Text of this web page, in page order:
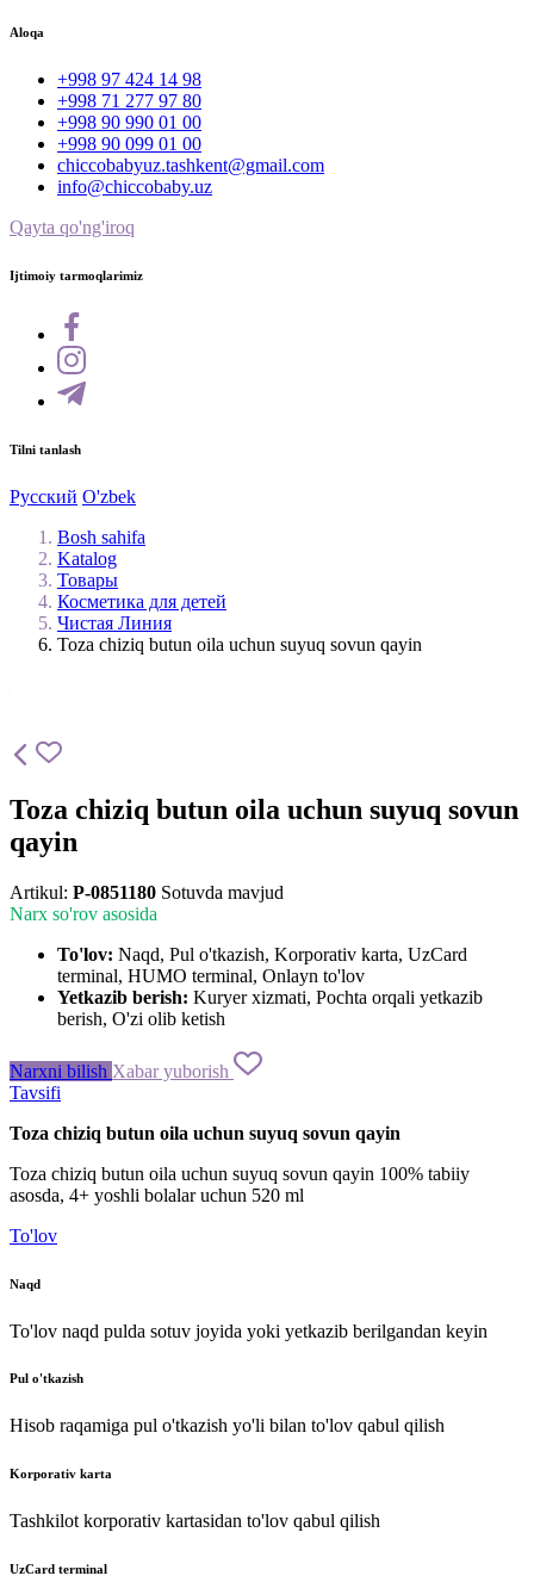
Aloqa
+998 97 424 14 98
+998 71 277 97 80
+998 90 990 01 00
+998 90 099 01 00
chiccobabyuz.tashkent@gmail.com
info@chiccobaby.uz
Qayta qo'ng'iroq
Ijtimoiy tarmoqlarimiz
Tilni tanlash
Русский O'zbek
Bosh sahifa
Katalog
Товары
Косметика для детей
Чистая Линия
Toza chiziq butun oila uchun suyuq sovun qayin
Toza chiziq butun oila uchun suyuq sovun
qayin
Artikul: P-0851180 Sotuvda mavjud
Narx so'rov asosida
To'lov: Naqd, Pul o'tkazish, Korporativ karta, UzCard
terminal, HUMO terminal, Onlayn to'lov
Yetkazib berish: Kuryer xizmati, Pochta orqali yetkazib
berish, O'zi olib ketish
Narxni bilish Xabar yuborish
Tavsifi
Toza chiziq butun oila uchun suyuq sovun qayin
Toza chiziq butun oila uchun suyuq sovun qayin 100% tabiiy
asosda, 4+ yoshli bolalar uchun 520 ml
To'lov
Naqd
To'lov naqd pulda sotuv joyida yoki yetkazib berilgandan keyin
Pul o'tkazish
Hisob raqamiga pul o'tkazish yo'li bilan to'lov qabul qilish
Korporativ karta
Tashkilot korporativ kartasidan to'lov qabul qilish
UzCard terminal